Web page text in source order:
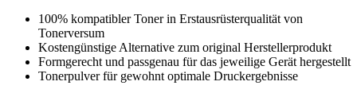
100% kompatibler Toner in Erstausrüsterqualität von
Tonerversum
Kostengünstige Alternative zum original Herstellerprodukt
Formgerecht und passgenau für das jeweilige Gerät hergestellt
Tonerpulver für gewohnt optimale Druckergebnisse